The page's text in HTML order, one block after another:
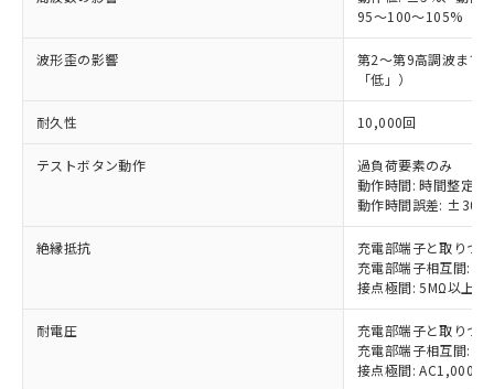
95～100～105%
波形歪の影響
第2～第9高調波まで
「低」）
耐久性 10,000回
テストボタン動作
過負荷要素のみ
動作時間: 時間整定値
動作時間誤差: ±30%
絶縁抵抗
充電部端子と取りつ
充電部端子相互間:
接点極間: 5MΩ以上
耐電圧
充電部端子と取りつ
充電部端子相互間:
接点極間: AC1,000V
様のお取引先、またはお客様担当のオ
ムロン制御機器販売店・当社販売員に
オムロン制御機器販売店や当社販売拠
」をご確認
ください。
在庫状況および標準価格結果を当社の
事前の承諾なく第三者に漏洩または開
マイパーツ機能（部品リスト作成サー
ビス）をご利用いただくには、I-Web
メンバーズにご登録されている必要が
お客様が当ウェブサイト上で当社にご
登録された部品リストについて、当社
(PBDE) 1000ppm以下、フタル酸ビス(2-エチルヘキシ
ル) (DEHP)(別名：DOP) 1000ppm以下、フタル酸ブチ
ルベンジル（BBP） 1000ppm以下、フタル酸ジブチル
（DBP） 1000ppm以下、フタル酸ジイソブチル
但し、RoHS指令で産業用監視および制御機器に対する
フタル酸エステル類の４物質については閾値を超える意
部品在庫の切り替え状況などにより、予定
ニル類) : 1000ppm、 PBDEs(ポリ臭化ジフェニルエーテ
イソブチル) : 1000ppm、 BBP(フタル酸ブチルベンジ
※2 環境保護使用期限
「ｅ」：有害物質（10物質）のすべてが基
「10」：通常の使用状況下において有害物
質が外部に漏えいし、環境に深刻な影響を
「－」：未確認です。当社販売部門へお問
当社は規制貨物を破棄する場合は、完
当社は貴社製品を、核兵器、ミサイ
ル、化学兵器、生物兵器またはその他
武器並びにこれらの製造装置等に一切
使用いたしません。
当社は、貴社製品を第三者に販売する
場合は、上記1、2および3の内容を当
該第三者に通知します。また当社は、
販売先および販売に係わる関係者が違
法に輸出するおそれがある場合は、取
△ 一定数には満たないが在庫あり
在庫なし(最新の在庫状況につ
いては、お客様のお取引先、ま
たはお客様担当のオムロン制御
機器販売店・当社販売員にご確
受注生産機種、また在庫状況の